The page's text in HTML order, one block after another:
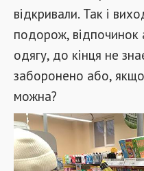
відкривали. Так і
подорож, відпочинок
одягу, до кінця не
заборонено або,
можна?